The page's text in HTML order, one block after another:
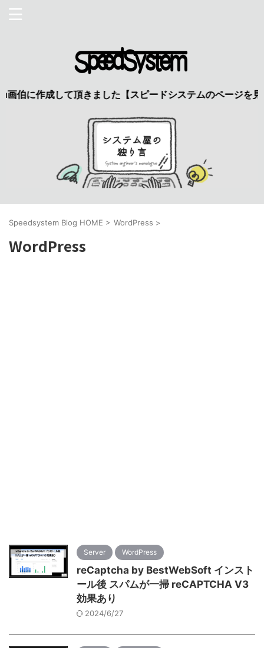
成して頂きました【スピードシステムのページを見た】
Speedsystem Blog HOME > WordPress >
WordPress
Server WordPress
reCaptcha by BestWebSoft インスト
ール後 スパムが一掃 reCAPTCHA V3
効果あり
2024/6/27